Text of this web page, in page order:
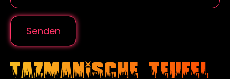
Tazmanische Teufel
Senden